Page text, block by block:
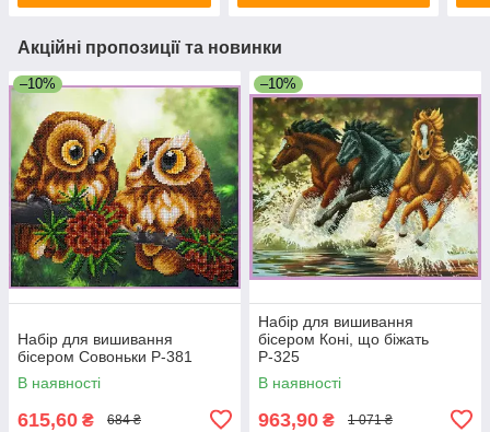
Акційні пропозиції та новинки
–10%
Набір для вишивання
бісером Cовоньки Р-381
В наявності
615,60 ₴ 684 ₴
–10%
Набір для вишивання
бісером Коні, що біжать
Р-325
В наявності
963,90 ₴ 1 071 ₴